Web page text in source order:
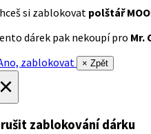
si zablokovat polštář
dárek pak nekoupí pro Mr.
zablokovat
× Zpět
zablokování dárku